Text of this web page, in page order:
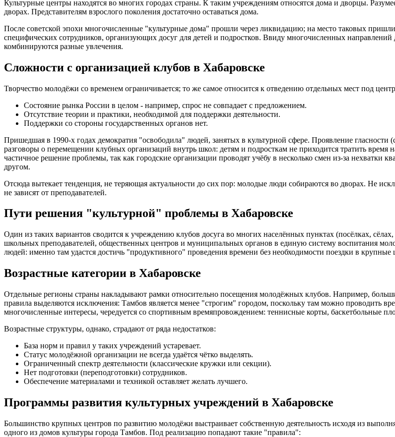
Культурные центры находятся во многих городах страны. К таким учреждениям относятся дома и дворцы.
дворах. Представителям взрослого поколения достаточно оставаться дома.
После советской эпохи многочисленные "культурные дома" прошли через ликвидацию; на место таковых
специфических сотрудников, организующих досуг для детей и подростков. Ввиду многочисленных
комбинируются разные увлечения.
Сложности с организацией клубов в Хабаровске
Творчество молодёжи со временем ограничивается; то же самое относится к отведению отдельных мест под
Состояние рынка России в целом - например, спрос не совпадает с предложением.
Отсутствие теории и практики, необходимой для поддержки деятельности.
Поддержки со стороны государственных органов нет.
Пришедшая в 1990-х годах демократия "освободила" людей, занятых в культурной сфере. Проявление гласности
разговоры о перемещении клубных организаций внутрь школ: детям и подросткам не приходится тратить
частичное решение проблемы, так как городские организации проводят учёбу в несколько смен из-за нехватки
другом.
Отсюда вытекает тенденция, не теряющая актуальности до сих пор: молодые люди собираются во дворах. Не
не зависят от преподавателей.
Пути решения "культурной" проблемы в Хабаровске
Один из таких вариантов сводится к учреждению клубов досуга во многих населённых пунктах (посёлках,
школьных преподавателей, общественных центров и муниципальных органов в единую систему воспитания
людей: именно там удастся достичь "продуктивного" проведения времени без необходимости поездки в крупные
Возрастные категории в Хабаровске
Отдельные регионы страны накладывают рамки относительно посещения молодёжных клубов. Например,
правила выделяются исключения: Тамбов является менее "строгим" городом, поскольку там можно проводить
многочисленные интересы, чередуется со спортивным времяпровождением: теннисные корты, баскетбольные
Возрастные структуры, однако, страдают от ряда недостатков:
База норм и правил у таких учреждений устаревает.
Статус молодёжной организации не всегда удаётся чётко выделять.
Ограниченный спектр деятельности (классические кружки или секции).
Нет подготовки (переподготовки) сотрудников.
Обеспечение материалами и техникой оставляет желать лучшего.
Программы развития культурных учреждений в Хабаровске
Большинство крупных центров по развитию молодёжи выстраивает собственную деятельность исходя из
одного из домов культуры города Тамбов. Под реализацию попадают такие "правила":